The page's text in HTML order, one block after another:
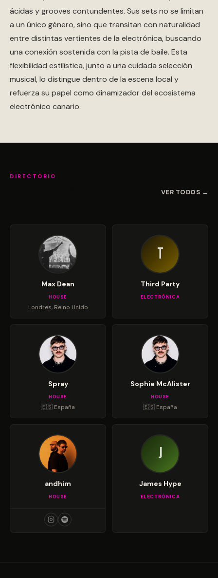
ácidas y grooves contundentes. Sus sets no se limitan
a un único género, sino que transitan con naturalidad
entre distintas vertientes de la electrónica, buscando
una conexión sostenida con la pista de baile. Esta
flexibilidad estilística, junto a una cuidada selección
musical, lo distingue dentro de la escena local y
refuerza su papel como dinamizador del ecosistema
electrónico canario.
DIRECTORIO
VER TODOS →
Max Dean
HOUSE
Londres, Reino Unido
T
Third Party
ELECTRÓNICA
Spray
HOUSE
🇪🇸 España
Sophie McAlister
HOUSE
🇪🇸 España
andhim
HOUSE
J
James Hype
ELECTRÓNICA